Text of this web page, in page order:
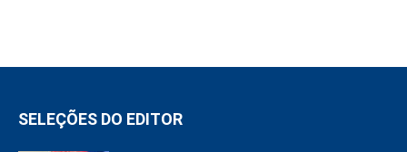
SELEÇÕES DO EDITOR